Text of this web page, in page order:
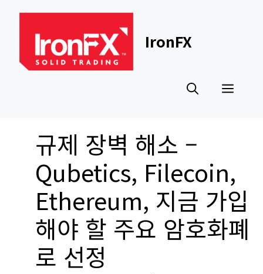
content
IronFX
규제 장벽 해소 –
Qubetics, Filecoin,
Ethereum, 지금 가입
해야 할 주요 암호화폐
로 선정